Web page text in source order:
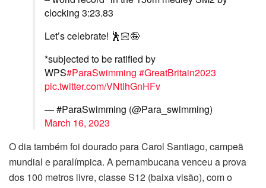
clocking 3:23.83
Let’s celebrate! 🕺🏻🤪
*subjected to be ratified by
WPS#ParaSwimming #GreatBritain2023
pic.twitter.com/VNtlhGnHFv
— #ParaSwimming (@Para_swimming)
March 16, 2023
O dia também foi dourado para Carol Santiago, campeã
mundial e paralímpica. A pernambucana venceu a prova
dos 100 metros livre, classe S12 (baixa visão), com o